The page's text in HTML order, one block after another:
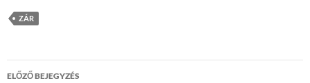
ZÁR
Bejegyzés
ELŐZŐ BEJEGYZÉS